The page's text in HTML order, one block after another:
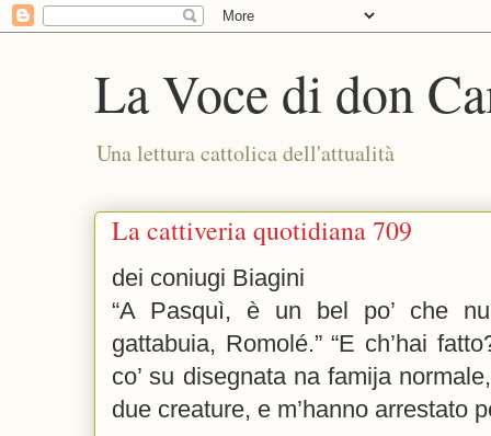
La Voce di don
Una lettura cattolica dell'attualità
La cattiveria quotidiana 709
dei coniugi Biagini
“A Pasquì, è un bel po’ che
gattabuia, Romolé.” “E ch’hai
co’ su disegnata na famija
due creature, e m’hanno arrestato